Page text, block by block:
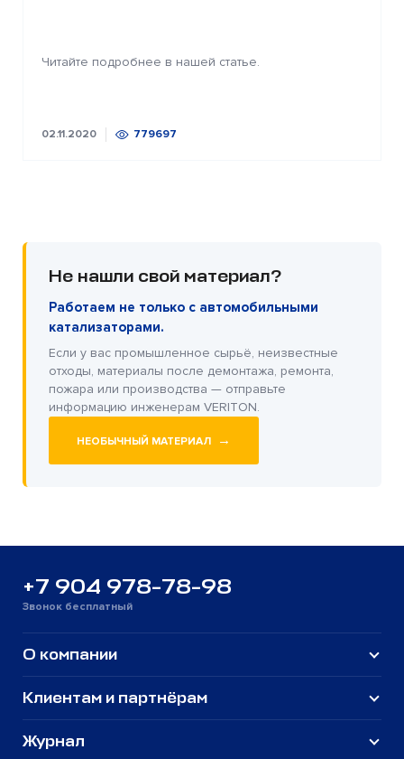
Читайте подробнее в нашей статье.
02.11.2020 779697
Не нашли свой материал?
Работаем не только с автомобильными
катализаторами.
Если у вас промышленное сырьё, неизвестные
отходы, материалы после демонтажа, ремонта,
пожара или производства — отправьте
информацию инженерам VERITON.
НЕОБЫЧНЫЙ МАТЕРИАЛ →
+7 904 978-78-98
Звонок бесплатный
О компании
Клиентам и партнёрам
Журнал